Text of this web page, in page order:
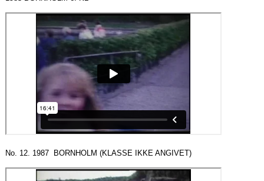
No. 12. 1987 BORNHOLM (KLASSE IKKE ANGIVET)